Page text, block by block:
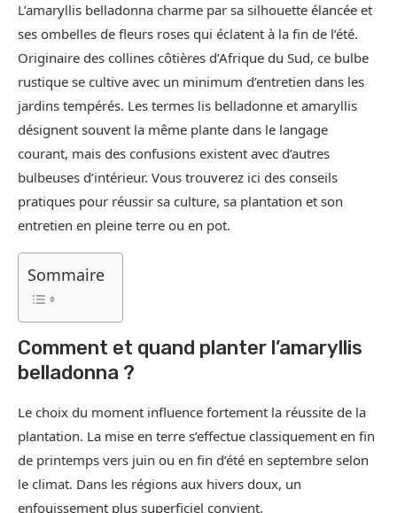
L’amaryllis belladonna charme par sa silhouette élancée et
ses ombelles de fleurs roses qui éclatent à la fin de l’été.
Originaire des collines côtières d’Afrique du Sud, ce bulbe
rustique se cultive avec un minimum d’entretien dans les
jardins tempérés. Les termes lis belladonne et amaryllis
désignent souvent la même plante dans le langage
courant, mais des confusions existent avec d’autres
bulbeuses d’intérieur. Vous trouverez ici des conseils
pratiques pour réussir sa culture, sa plantation et son
entretien en pleine terre ou en pot.
Sommaire
Comment et quand planter l’amaryllis
belladonna ?
Le choix du moment influence fortement la réussite de la
plantation. La mise en terre s’effectue classiquement en fin
de printemps vers juin ou en fin d’été en septembre selon
le climat. Dans les régions aux hivers doux, un
enfouissement plus superficiel convient.